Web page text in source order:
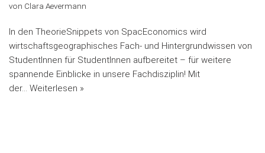
von Clara Aevermann
In den TheorieSnippets von SpacEconomics wird
wirtschaftsgeographisches Fach- und Hintergrundwissen von
StudentInnen für StudentInnen aufbereitet – für weitere
spannende Einblicke in unsere Fachdisziplin! Mit
der… Weiterlesen »